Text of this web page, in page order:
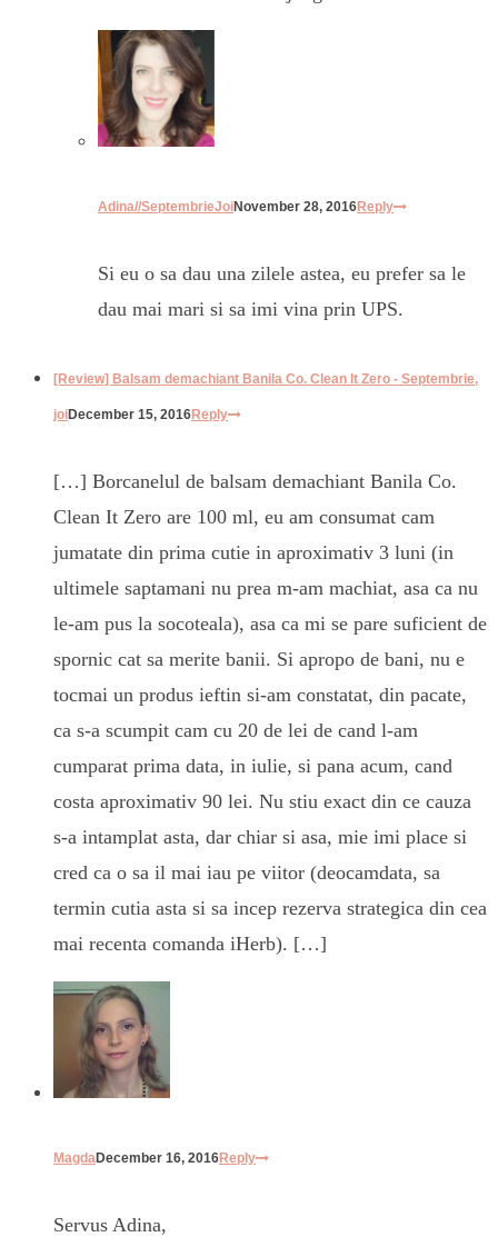
Adina//SeptembrieJoiNovember 28, 2016Reply
Si eu o sa dau una zilele astea, eu prefer sa le
dau mai mari si sa imi vina prin UPS.
[Review] Balsam demachiant Banila Co. Clean It Zero - Septembrie,
joiDecember 15, 2016Reply
[…] Borcanelul de balsam demachiant Banila Co.
Clean It Zero are 100 ml, eu am consumat cam
jumatate din prima cutie in aproximativ 3 luni (in
ultimele saptamani nu prea m-am machiat, asa ca nu
le-am pus la socoteala), asa ca mi se pare suficient de
spornic cat sa merite banii. Si apropo de bani, nu e
tocmai un produs ieftin si-am constatat, din pacate,
ca s-a scumpit cam cu 20 de lei de cand l-am
cumparat prima data, in iulie, si pana acum, cand
costa aproximativ 90 lei. Nu stiu exact din ce cauza
s-a intamplat asta, dar chiar si asa, mie imi place si
cred ca o sa il mai iau pe viitor (deocamdata, sa
termin cutia asta si sa incep rezerva strategica din cea
mai recenta comanda iHerb). […]
MagdaDecember 16, 2016Reply
Servus Adina,